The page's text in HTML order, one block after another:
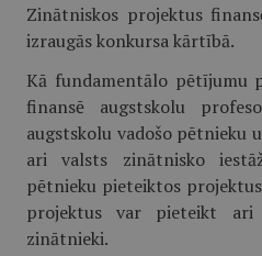
Zinātniskos projektus
izraugās konkursa kārtībā.
Kā fundamentālo pētījumu
finansē augstskolu
augstskolu vadošo pētnieku
ari valsts zinātnisko
pētnieku pieteiktos
projektus var pieteikt ari
zinātnieki.